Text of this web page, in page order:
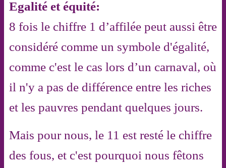
Egalité et équité:
8 fois le chiffre 1 d’affilée peut aussi être
considéré comme un symbole d'égalité,
comme c'est le cas lors d’un carnaval, où
il n'y a pas de différence entre les riches
et les pauvres pendant quelques jours.
Mais pour nous, le 11 est resté le chiffre
des fous, et c'est pourquoi nous fêtons